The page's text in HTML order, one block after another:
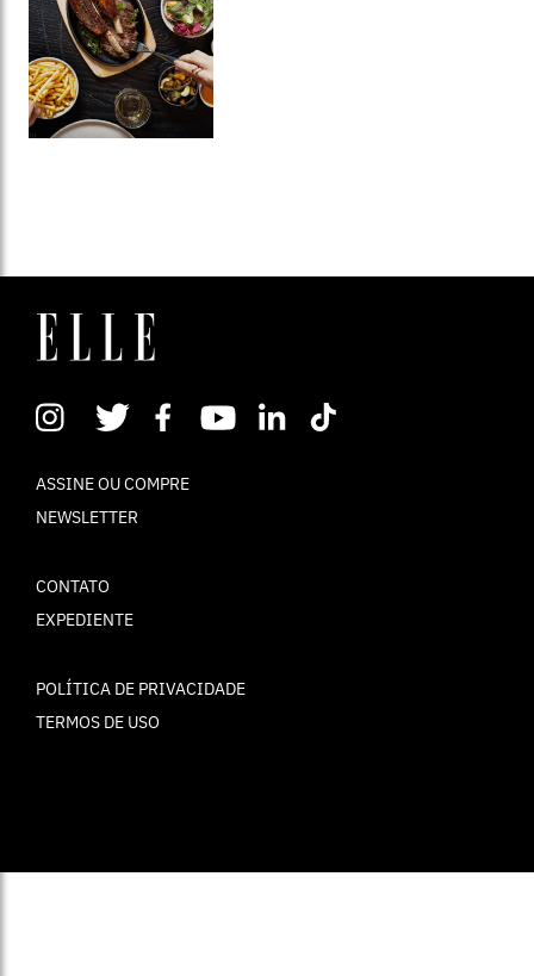
ASSINE OU COMPRE
NEWSLETTER
CONTATO
EXPEDIENTE
POLÍTICA DE PRIVACIDADE
TERMOS DE USO